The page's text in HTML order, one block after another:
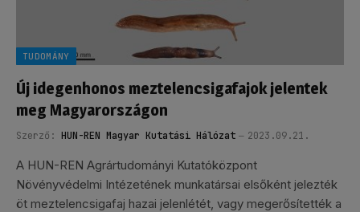
TUDOMÁNY
Új idegenhonos meztelencsigafajok jelentek
meg Magyarországon
Szerző: HUN-REN Magyar Kutatási Hálózat 2023.09.21.
A HUN-REN Agrártudományi Kutatóközpont
Növényvédelmi Intézetének munkatársai elsőként jelezték
öt meztelencsigafaj hazai jelenlétét, vagy megerősítették a